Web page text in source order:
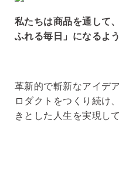
私たちは商品を通して
ふれる毎日」になるよ
革新的で斬新なアイデ
ロダクトをつくり続け
きとした人生を実現し